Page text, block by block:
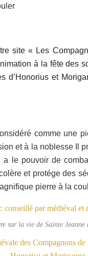
site « Les
à la fête des
d’Honorius et
comme une
et à la noblesse Il
le pouvoir de
et protége des
pierre à la
sur la vie de Sainte Jeanne